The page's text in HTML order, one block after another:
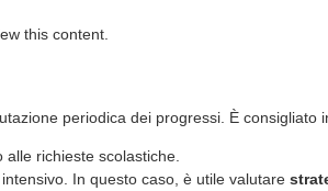
this content.
periodica dei progressi. È consigliato
alle richieste scolastiche.
In questo caso, è utile valutare